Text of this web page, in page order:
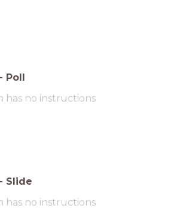
- Poll
has no instructions
- Slide
has no instructions